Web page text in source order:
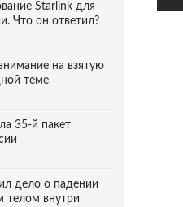
Starlink для
Что он ответил?
на взятую
теме
35-й пакет
дело о падении
телом внутри